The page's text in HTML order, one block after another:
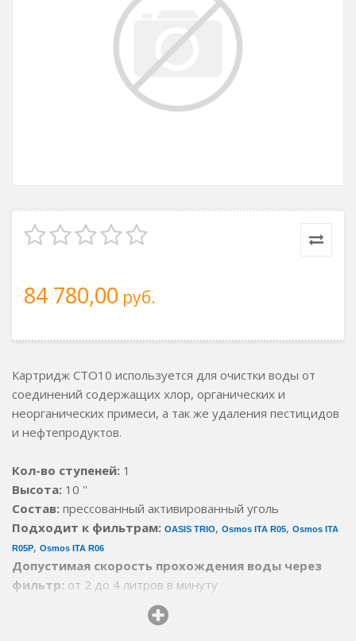
84 780,00 руб.
Картридж CTO10 используется для очистки воды от
соединений содержащих хлор, органических и
неорганических примеси, а так же удаления пестицидов
и нефтепродуктов.
Кол-во ступеней: 1
Высота: 10 ''
Состав: прессованный активированный уголь
Подходит к фильтрам: OASIS TRIO, Osmos ITA R05, Osmos ITA
R05P, Osmos ITA R06
Допустимая скорость прохождения воды через
фильтр: от 2 до 4 литров в минуту
6 000 литров или 6 месяцев (в зависимости от
частоты использования ресурс в 6 000 литров может